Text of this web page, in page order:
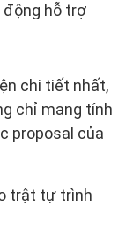
động hỗ trợ
chi tiết nhất,
chỉ mang tính
proposal của
trật tự trình